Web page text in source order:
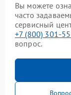
Вы можете
часто
сервисный
+7 (800) 301-
вопрос.